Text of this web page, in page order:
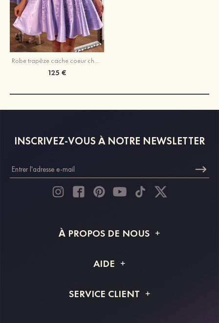
Robe trapèze cache coeur charmeuse courte/mini robe de fête de la rentrée
125 €
INSCRIVEZ-VOUS À NOTRE NEWSLETTER
À PROPOS DE NOUS
Livraison
AIDE
Retour et remboursement
SERVICE CLIENT